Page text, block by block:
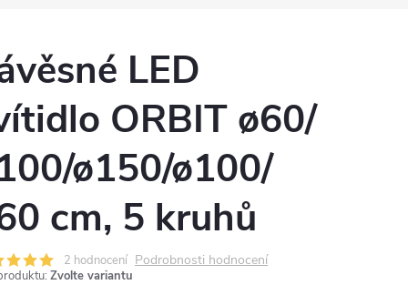
LED
ORBIT ø60/
ø150/ø100/
cm, 5 kruhů
2 hodnocení Podrobnosti hodnocení
Zvolte variantu